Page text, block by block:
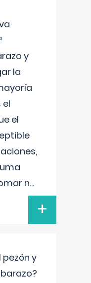
y
la
el
el
n...
+
y